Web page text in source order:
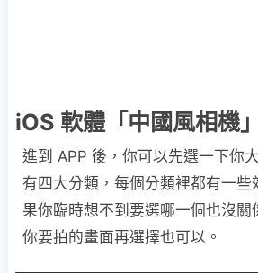
iOS 軟體「中國風相機
進到 APP 後，你可以先選一下你
有四大分類，每個分類裡都有一些
果你臨時想不到要選哪一個也沒關
你要拍的畫面再選擇也可以。